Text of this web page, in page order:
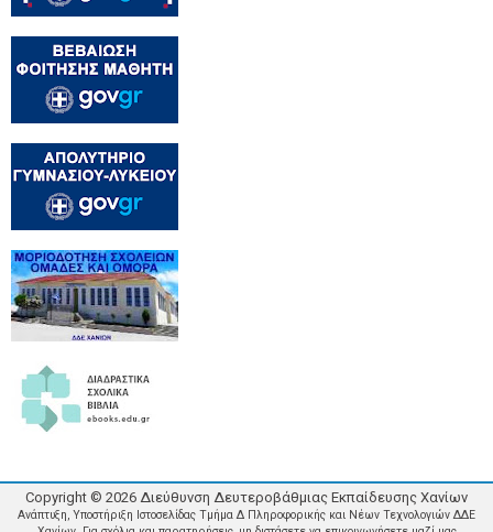
Copyright © 2026 Διεύθυνση Δευτεροβάθμιας Εκπαίδευσης Χανίων
Ανάπτυξη, Υποστήριξη Ιστοσελίδας Τμήμα Δ Πληροφορικής και Νέων Τεχνολογιών ΔΔΕ